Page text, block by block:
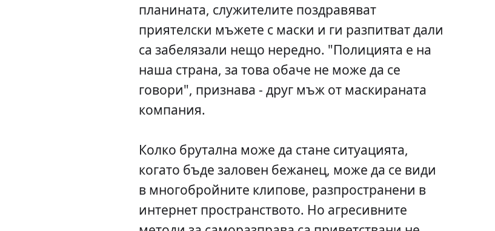
планината, служителите поздравяват
приятелски мъжете с маски и ги разпитват дали
са забелязали нещо нередно. "Полицията е на
наша страна, за това обаче не може да се
говори", признава - друг мъж от маскираната
компания.
Колко брутална може да стане ситуацията,
когато бъде заловен бежанец, може да се види
в многобройните клипове, разпространени в
интернет пространството. Но агресивните